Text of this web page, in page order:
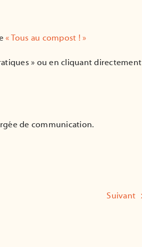
« Tous au compost ! »
» ou en cliquant directement
de communication.
Suivant